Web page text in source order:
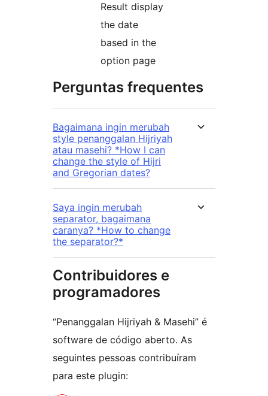
Result display
the date
based in the
option page
Perguntas frequentes
Bagaimana ingin merubah
style penanggalan Hijriyah
atau masehi? *How I can
change the style of Hijri
and Gregorian dates?
Saya ingin merubah
separator, bagaimana
caranya? *How to change
the separator?*
Contribuidores e
programadores
“Penanggalan Hijriyah & Masehi” é
software de código aberto. As
seguintes pessoas contribuíram
para este plugin: